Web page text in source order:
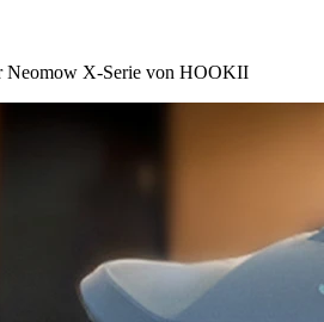
Neomow X-Serie von HOOKII